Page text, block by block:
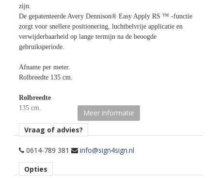
zijn.
De gepatenteerde Avery Dennison® Easy Apply RS ™ -functie
zorgt voor snellere positionering, luchtbelvrije applicatie en
verwijderbaarheid op lange termijn na de beoogde
gebruiksperiode.
Afname per meter.
Rolbreedte 135 cm.
Rolbreedte
135 cm.
Afname
per losse strekkende meter.
carwrap chrome folie.
Meer informatie
Vraag of advies?
0614-789 381 info@sign4sign.nl
Opties